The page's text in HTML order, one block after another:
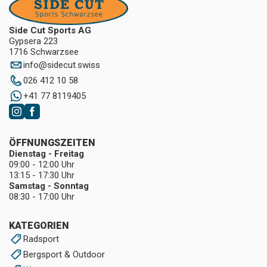
Side Cut Sports AG
Gypsera 223
1716 Schwarzsee
info@sidecut.swiss
026 412 10 58
+41 77 8119405
KATEGORIEN
Radsport
Bergsport & Outdoor
ÖFFNUNGSZEITEN
Dienstag - Freitag
09:00 - 12:00 Uhr
13:15 - 17:30 Uhr
Samstag - Sonntag
08:30 - 17:00 Uhr